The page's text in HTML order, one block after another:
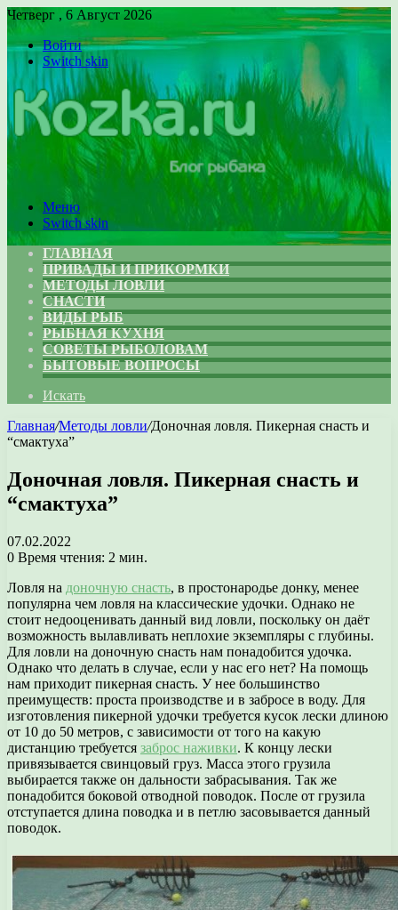
Четверг , 6 Август 2026
Войти
Switch skin
Меню
Switch skin
ГЛАВНАЯ
ПРИВАДЫ И ПРИКОРМКИ
МЕТОДЫ ЛОВЛИ
СНАСТИ
ВИДЫ РЫБ
РЫБНАЯ КУХНЯ
СОВЕТЫ РЫБОЛОВАМ
БЫТОВЫЕ ВОПРОСЫ
Искать
Главная/Методы ловли/Доночная ловля. Пикерная снасть и
“смактуха”
Доночная ловля. Пикерная снасть и
“смактуха”
07.02.2022
0 Время чтения: 2 мин.
Ловля на доночную снасть, в простонародье донку, менее
популярна чем ловля на классические удочки. Однако не
стоит недооценивать данный вид ловли, поскольку он даёт
возможность вылавливать неплохие экземпляры с глубины.
Для ловли на доночную снасть нам понадобится удочка.
Однако что делать в случае, если у нас его нет? На помощь
нам приходит пикерная снасть. У нее большинство
преимуществ: проста производстве и в забросе в воду. Для
изготовления пикерной удочки требуется кусок лески длиною
от 10 до 50 метров, с зависимости от того на какую
дистанцию требуется заброс наживки. К концу лески
привязывается свинцовый груз. Масса этого грузила
выбирается также он дальности забрасывания. Так же
понадобится боковой отводной поводок. После от грузила
отступается длина поводка и в петлю засовывается данный
поводок.